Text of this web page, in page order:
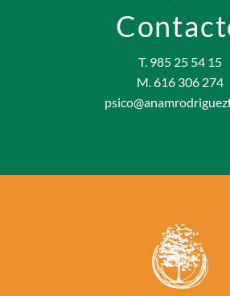
T. 985 25 54 15
M. 616 306 274